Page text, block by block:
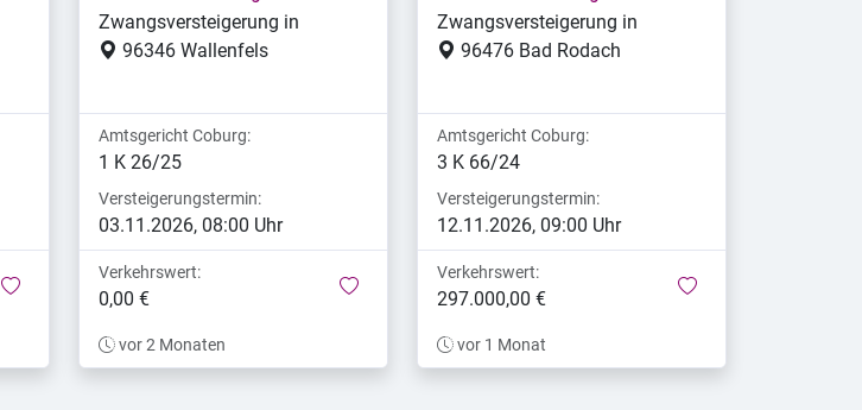
merken
Zwangsversteigerung in
96346 Wallenfels
Amtsgericht Coburg:
1 K 26/25
Versteigerungstermin:
03.11.2026, 08:00 Uhr
Verkehrswert:
0,00 €
merken
vor 2 Monaten
Zwangsversteigerung in
96476 Bad Rodach
Amtsgericht Coburg:
3 K 66/24
Versteigerungstermin:
12.11.2026, 09:00 Uhr
Verkehrswert:
297.000,00 €
merken
vor 1 Monat